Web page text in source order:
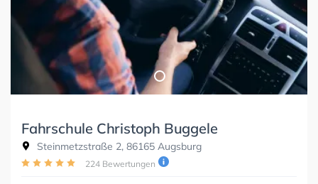
Fahrschule Christoph Buggele
Steinmetzstraße 2, 86165 Augsburg
224 Bewertungen